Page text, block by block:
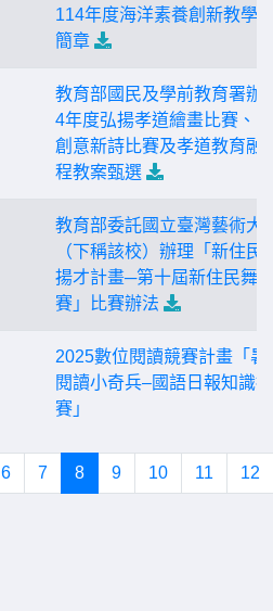
114年度海洋素養創新教學
簡章
教育部國民及學前教育署辦
4年度弘揚孝道繪畫比賽、Ü
創意新詩比賽及孝道教育融
程教案甄選
教育部委託國立臺灣藝術大
（下稱該校）辦理「新住民
揚才計畫─第十屆新住民舞
賽」比賽辦法
2025數位閱讀競賽計畫「暑
閱讀小奇兵–國語日報知識
賽」
6 7 8 9 10 11 12